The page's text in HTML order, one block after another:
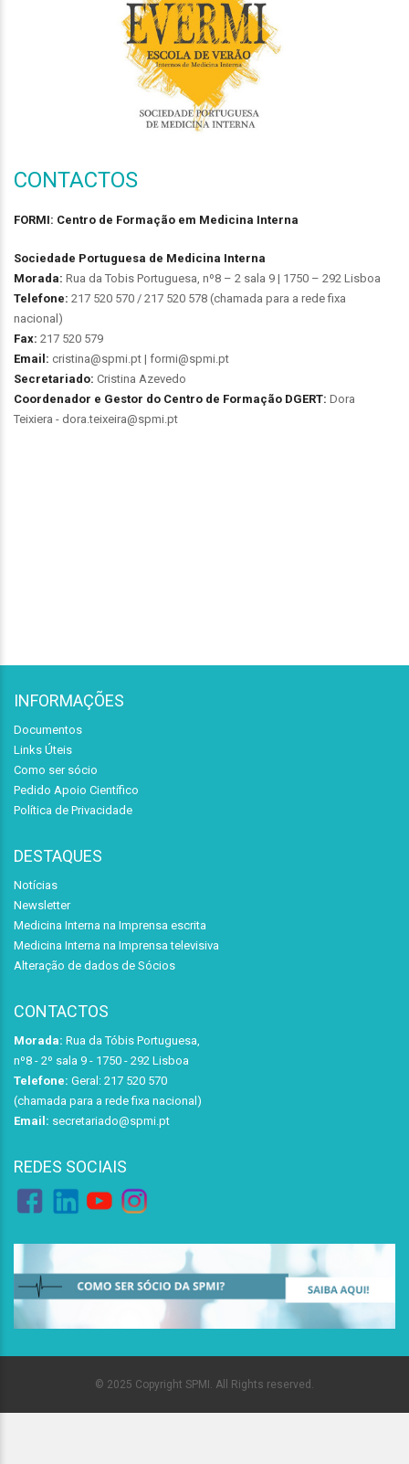
CONTACTOS
FORMI: Centro de Formação em Medicina Interna
Sociedade Portuguesa de Medicina Interna
Morada: Rua da Tobis Portuguesa, nº8 – 2 sala 9 | 1750 – 292 Lisboa
Telefone: 217 520 570 / 217 520 578 (chamada para a rede fixa
nacional)
Fax: 217 520 579
Email: cristina@spmi.pt | formi@spmi.pt
Secretariado: Cristina Azevedo
Coordenador e Gestor do Centro de Formação DGERT: Dora
Teixiera - dora.teixeira@spmi.pt
INFORMAÇÕES
Documentos
Links Úteis
Como ser sócio
Pedido Apoio Científico
Política de Privacidade
DESTAQUES
Notícias
Newsletter
Medicina Interna na Imprensa escrita
Medicina Interna na Imprensa televisiva
Alteração de dados de Sócios
CONTACTOS
Morada: Rua da Tóbis Portuguesa,
nº8 - 2º sala 9 - 1750 - 292 Lisboa
Telefone: Geral: 217 520 570
(chamada para a rede fixa nacional)
Email: secretariado@spmi.pt
REDES SOCIAIS
© 2025 Copyright SPMI. All Rights reserved.